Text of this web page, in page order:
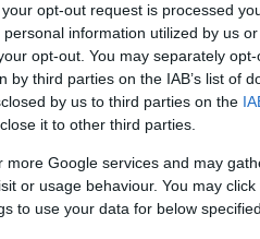
opt-out request is processed
information utilized by us
opt-out. You may separately
third parties on the IAB’s list of
by us to third parties on the
it to other third parties.
Google services and may
or usage behaviour. You may
to use your data for below
aratott győzelme
forradalom bontakozott ki.
de a trónt nem